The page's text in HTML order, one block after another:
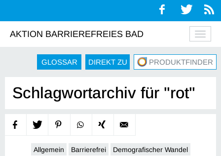
AKTION BARRIEREFREIES BAD
GLOSSAR DIREKT ZU PRODUKTFINDER
Schlagwortarchiv für "rot"
Allgemein Barrierefrei
Demografischer Wandel